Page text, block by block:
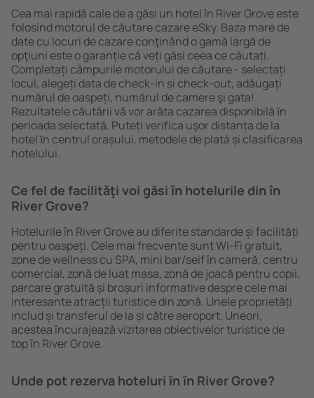
Cea mai rapidă cale de a găsi un hotel în River Grove este
folosind motorul de căutare cazare eSky. Baza mare de
date cu locuri de cazare conţinând o gamă largă de
opţiuni este o garanție că veți găsi ceea ce căutați.
Completați câmpurile motorului de căutare - selectați
locul, alegeți data de check-in și check-out, adăugați
numărul de oaspeți, numărul de camere şi gata!
Rezultatele căutării vă vor arăta cazarea disponibilă ȋn
perioada selectată. Puteți verifica uşor distanța de la
hotel ȋn centrul orașului, metodele de plată și clasificarea
hotelului.
Ce fel de facilităţi voi găsi ȋn hotelurile din în
River Grove?
Hotelurile în River Grove au diferite standarde și facilități
pentru oaspeți. Cele mai frecvente sunt Wi-Fi gratuit,
zone de wellness cu SPA, mini bar/seif în cameră, centru
comercial, zonă de luat masa, zonă de joacă pentru copii,
parcare gratuită și broșuri informative despre cele mai
interesante atracții turistice din zonă. Unele proprietăți
includ și transferul de la și către aeroport. Uneori,
acestea încurajează vizitarea obiectivelor turistice de
top în River Grove.
Unde pot rezerva hoteluri ȋn în River Grove?